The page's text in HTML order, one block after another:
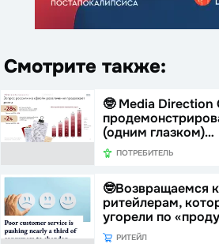
Смотрите также:
🤓 Media Direction
(одним глазком)…
ПОТРЕБИТЕЛЬ
🤓Возвращаемся
ритейлерам,
угорели по
РИТЕЙЛ